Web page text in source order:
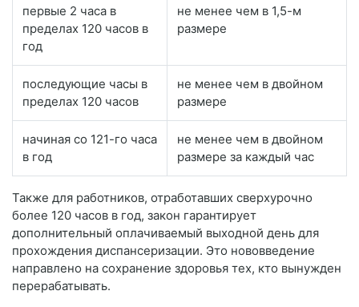
первые 2 часа в
пределах 120 часов в
год
не менее чем в 1,5-м
размере
последующие часы в
пределах 120 часов
не менее чем в двойном
размере
начиная со 121-го часа
в год
не менее чем в двойном
размере за каждый час
Также для работников, отработавших сверхурочно
более 120 часов в год, закон гарантирует
дополнительный оплачиваемый выходной день для
прохождения диспансеризации. Это нововведение
направлено на сохранение здоровья тех, кто вынужден
перерабатывать.